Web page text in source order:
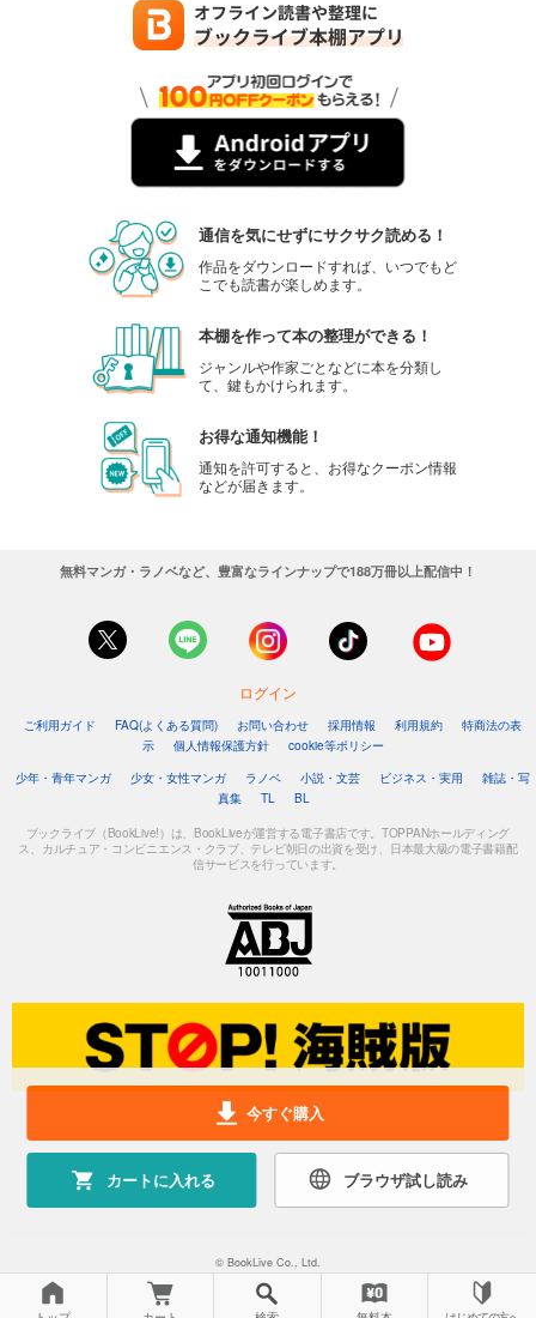
今すぐ購入
カートに入れる ブラウザ試し読み
通信を気にせずにサクサク読める！
作品をダウンロードすれば、いつでもど
こでも読書が楽しめます。
本棚を作って本の整理ができる！
ジャンルや作家ごとなどに本を分類し
て、鍵もかけられます。
お得な通知機能！
通知を許可すると、お得なクーポン情報
などが届きます。
無料マンガ・ラノベなど、豊富なラインナップで188万冊以上配信中！
ログイン
ご利用ガイド FAQ(よくある質問) お問い合わせ 採用情報 利用規約
特商法の表
示
個人情報保護方針
cookie等ポリシー
少年・青年マンガ
少女・女性マンガ ラノベ 小説・文芸 ビジネス・実用
雑誌・写
真集
TL BL
ブックライブ（BookLive!）は、BookLiveが運営する電子書店です。TOPPANホールディング
ス、カルチュア・コンビニエンス・クラブ、テレビ朝日の出資を受け、日本最大級の電子書籍配
信サービスを行っています。
© BookLive Co., Ltd.